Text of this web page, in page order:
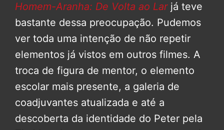
Homem-Aranha: De Volta ao Larjá teve
bastante dessa preocupação. Pudemos
ver toda uma intenção de não repetir
elementos já vistos em outros filmes. A
troca de figura de mentor, o elemento
escolar mais presente, a galeria de
coadjuvantes atualizada e até a
descoberta da identidade do Peter pela